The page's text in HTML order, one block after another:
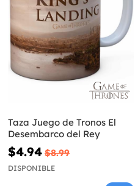
Taza Juego de Tronos El
Desembarco del Rey
$4.94 $8.99
DISPONIBLE